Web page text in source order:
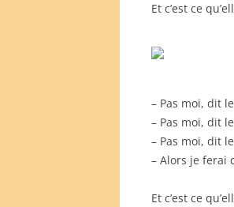
Et c’est ce
– Pas moi, dit
– Pas moi, dit
– Pas moi, dit
– Alors je ferai
Et c’est ce